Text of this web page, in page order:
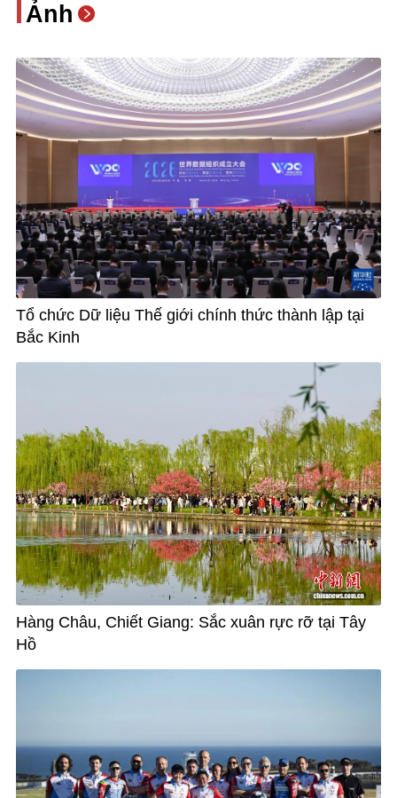
Ảnh
Tổ chức Dữ liệu Thế giới chính thức thành lập tại
Bắc Kinh
Hàng Châu, Chiết Giang: Sắc xuân rực rỡ tại Tây
Hồ